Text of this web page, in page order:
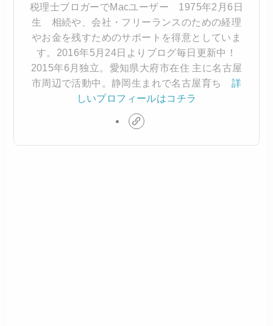
税理士ブロガーでMacユーザー 1975年2月6日
生 相続や、会社・フリーランスのための経理
やお金を残すためのサポートを得意としていま
す。2016年5月24日よりブログ毎日更新中！
2015年6月独立。愛知県大府市在住 主に名古屋
市周辺で活動中。静岡生まれで名古屋育ち 詳
しいプロフィールはコチラ